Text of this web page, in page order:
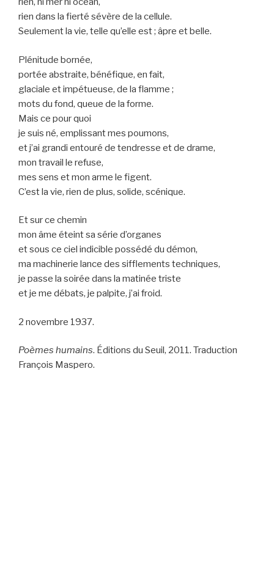
rien dans la fierté sévère de la cellule.
Seulement la vie, telle qu’elle est ; âpre et belle.
Plénitude bornée,
portée abstraite, bénéfique, en fait,
glaciale et impétueuse, de la flamme ;
mots du fond, queue de la forme.
Mais ce pour quoi
je suis né, emplissant mes poumons,
et j’ai grandi entouré de tendresse et de drame,
mon travail le refuse,
mes sens et mon arme le figent.
C’est la vie, rien de plus, solide, scénique.
Et sur ce chemin
mon âme éteint sa série d’organes
et sous ce ciel indicible possédé du démon,
ma machinerie lance des sifflements techniques,
je passe la soirée dans la matinée triste
et je me débats, je palpite, j’ai froid.
2 novembre 1937.
Poèmes humains. Éditions du Seuil, 2011. Traduction
François Maspero.